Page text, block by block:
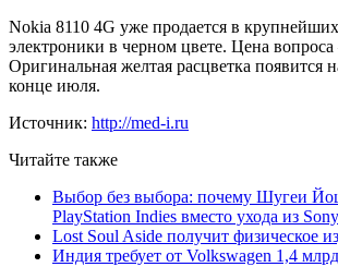
Nokia 8110 4G уже продается в
электроники в черном цвете. Цена
Оригинальная желтая расцветка появится
конце июля.
Источник: http://med-i.ru
Читайте также
Выбор без выбора: почему Шугеи
PlayStation Indies вместо ухода из Sony
Lost Soul Aside получит физическое
Индия требует от Volkswagen 1,4